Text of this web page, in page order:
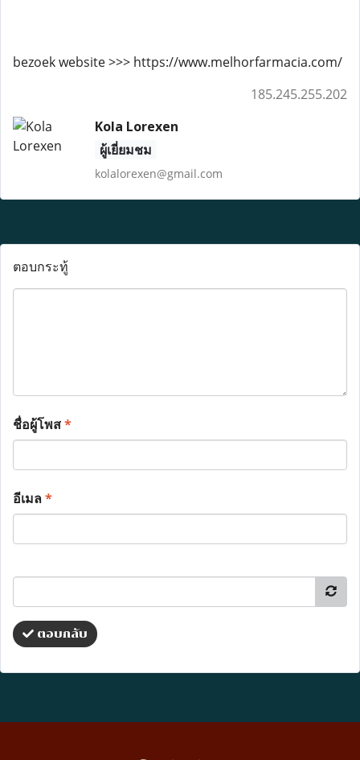
bezoek website >>> https://www.melhorfarmacia.com/
185.245.255.202
Kola Lorexen
ผู้เยี่ยมชม
kolalorexen@gmail.com
ตอบกระทู้
ชื่อผู้โพส*
อีเมล*
ตอบกลับ